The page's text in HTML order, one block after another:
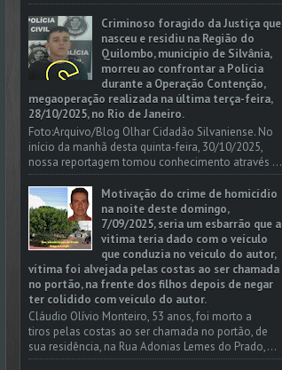
Criminoso foragido da Justiça que
nasceu e residiu na Região do
Quilombo, município de Silvânia,
morreu ao confrontar a Polícia
durante a Operação Contenção,
megaoperação realizada na última terça-feira,
28/10/2025, no Rio de Janeiro.
Foto:Arquivo/Blog Olhar Cidadão Silvaniense. No
início da manhã desta quinta-feira, 30/10/2025,
nossa reportagem tomou conhecimento através ...
Motivação do crime de homicídio
na noite deste domingo,
7/09/2025, seria um esbarrão que a
vitima teria dado com o veículo
que conduzia no veículo do autor,
vítima foi alvejada pelas costas ao ser chamada
no portão, na frente dos filhos depois de negar
ter colidido com veículo do autor.
Cláudio Olívio Monteiro, 53 anos, foi morto a
tiros pelas costas ao ser chamada no portão, de
sua residência, na Rua Adonias Lemes do Prado,...